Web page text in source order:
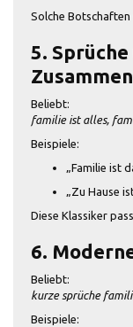
Solche
5.
Beliebt:
familie ist alles,
Beispiele:
„Familie ist
„Zu Hause
Diese Klassiker
6.
Beliebt:
kurze sprüche
Beispiele: